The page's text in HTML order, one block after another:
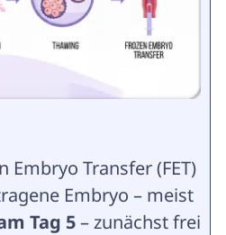
Embryo Transfer (FET)
Embryo – meist
Tag 5– zunächst frei